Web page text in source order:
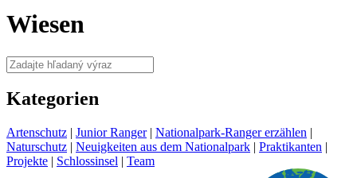
Wiesen
Kategorien
Artenschutz | Junior Ranger | Nationalpark-Ranger erzählen |
Naturschutz | Neuigkeiten aus dem Nationalpark | Praktikanten |
Projekte | Schlossinsel | Team